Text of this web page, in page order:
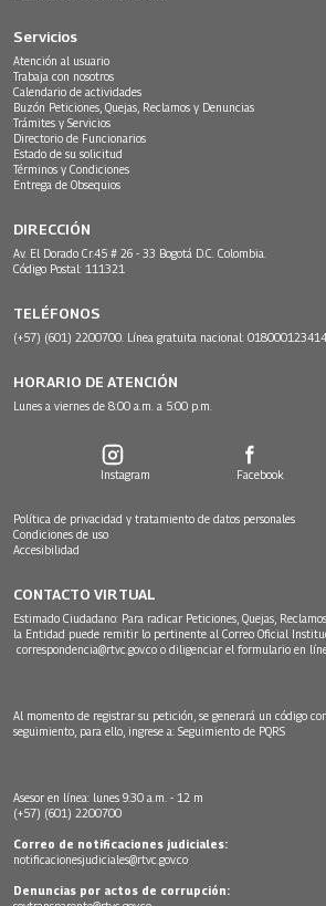
Servicios
Atención al usuario
Trabaja con nosotros
Calendario de actividades
Buzón Peticiones, Quejas, Reclamos y Denuncias
Trámites y Servicios
Directorio de Funcionarios
Estado de su solicitud
Términos y Condiciones
Entrega de Obsequios
DIRECCIÓN
Av. El Dorado Cr.45 # 26 - 33 Bogotá D.C. Colombia.
Código Postal: 111321
TELÉFONOS
(+57) (601) 2200700. Línea gratuita nacional: 018000123414
HORARIO DE ATENCIÓN
Lunes a viernes de 8:00 a.m. a 5:00 p.m.
Instagram Facebook
Política de privacidad y tratamiento de datos personales
Condiciones de uso
Accesibilidad
CONTACTO VIRTUAL
Estimado Ciudadano: Para radicar Peticiones, Quejas,
la Entidad puede remitir lo pertinente al Correo Oficial
correspondencia@rtvc.gov.co o diligenciar el formulario en
Al momento de registrar su petición, se generará un código
seguimiento, para ello, ingrese a: Seguimiento de PQRS
Asesor en línea: lunes 9:30 a.m. - 12 m
(+57) (601) 2200700
Correo de notificaciones judiciales:
notificacionesjudiciales@rtvc.gov.co
Denuncias por actos de corrupción: